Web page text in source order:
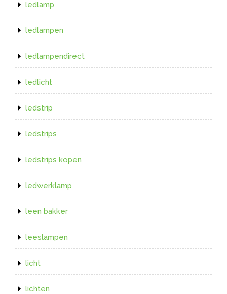
ledlamp
ledlampen
ledlampendirect
ledlicht
ledstrip
ledstrips
ledstrips kopen
ledwerklamp
leen bakker
leeslampen
licht
lichten